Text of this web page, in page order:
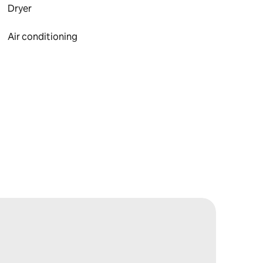
Dryer
Air conditioning